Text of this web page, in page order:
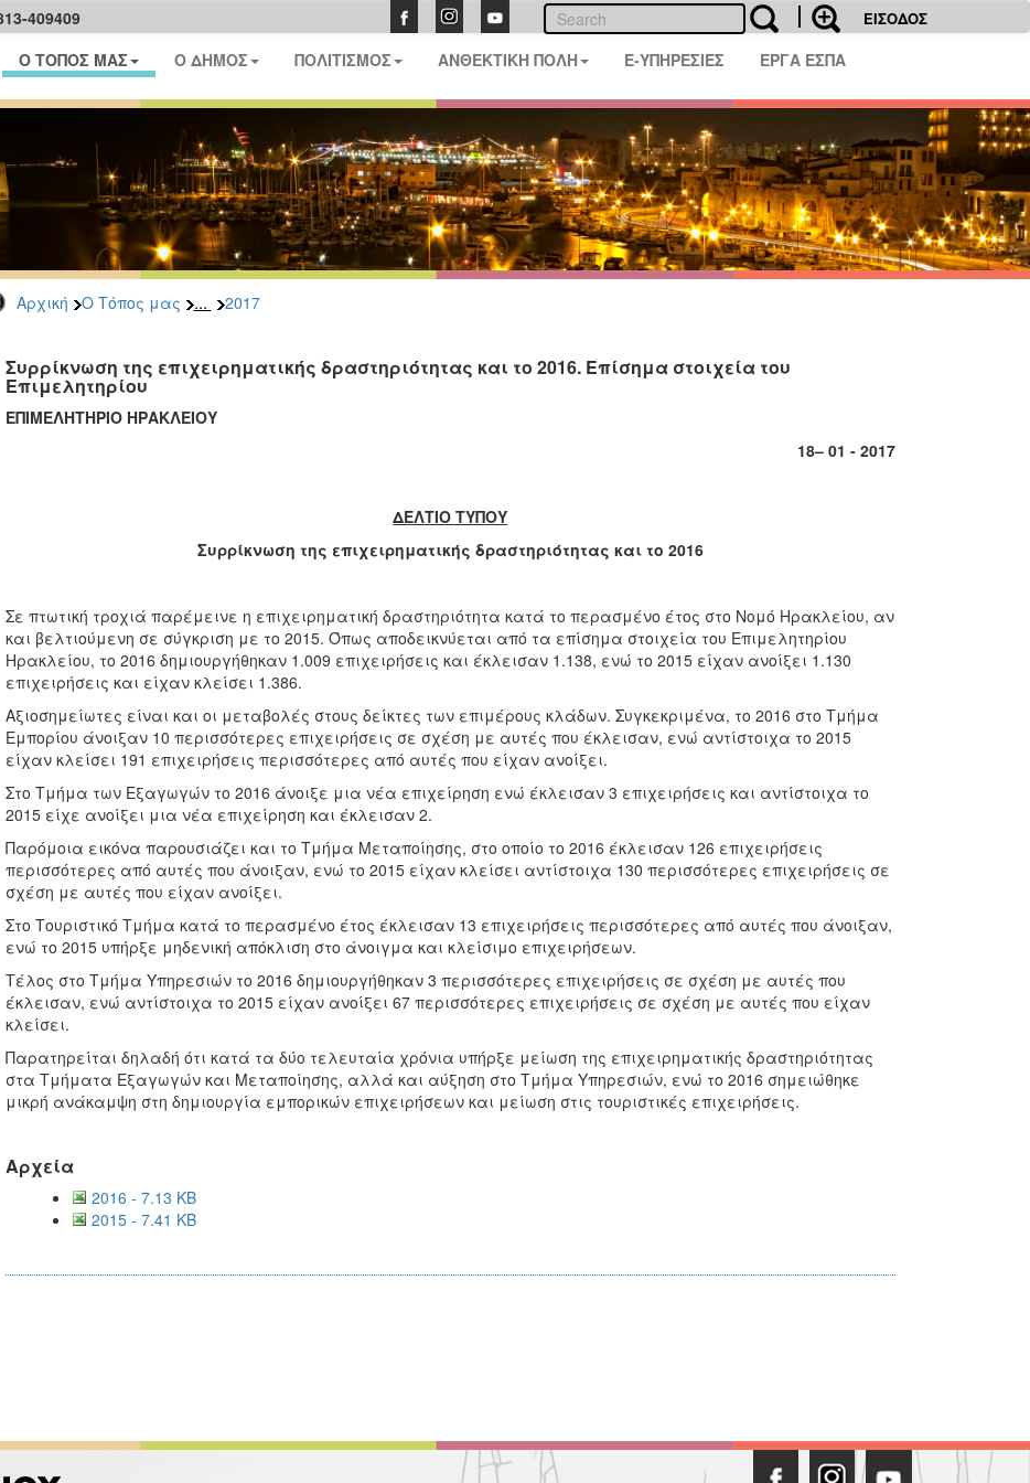
409409 ΕΙΣΟΔΟΣ
Ο ΤΟΠΟΣ ΜΑΣ Ο ΔΗΜΟΣ ΠΟΛΙΤΙΣΜΟΣ ΑΝΘΕΚΤΙΚΗ ΠΟΛΗ E-ΥΠΗΡΕΣΙΕΣ ΕΡΓΑ ΕΣΠΑ
Αρχική Ο Τόπος μας ... 2017
Συρρίκνωση της επιχειρηματικής δραστηριότητας και το 2016. Επίσημα στοιχεία του
Επιμελητηρίου
ΕΠΙΜΕΛΗΤΗΡΙΟ ΗΡΑΚΛΕΙΟΥ
18– 01 - 2017
ΔΕΛΤΙΟ ΤΥΠΟΥ
Συρρίκνωση της επιχειρηματικής δραστηριότητας και το 2016
Σε πτωτική τροχιά παρέμεινε η επιχειρηματική δραστηριότητα κατά το περασμένο έτος στο Νομό Ηρακλείου, αν
και βελτιούμενη σε σύγκριση με το 2015. Όπως αποδεικνύεται από τα επίσημα στοιχεία του Επιμελητηρίου
Ηρακλείου, το 2016 δημιουργήθηκαν 1.009 επιχειρήσεις και έκλεισαν 1.138, ενώ το 2015 είχαν ανοίξει 1.130
επιχειρήσεις και είχαν κλείσει 1.386.
Αξιοσημείωτες είναι και οι μεταβολές στους δείκτες των επιμέρους κλάδων. Συγκεκριμένα, το 2016 στο Τμήμα
Εμπορίου άνοιξαν 10 περισσότερες επιχειρήσεις σε σχέση με αυτές που έκλεισαν, ενώ αντίστοιχα το 2015
είχαν κλείσει 191 επιχειρήσεις περισσότερες από αυτές που είχαν ανοίξει.
Στο Τμήμα των Εξαγωγών το 2016 άνοιξε μια νέα επιχείρηση ενώ έκλεισαν 3 επιχειρήσεις και αντίστοιχα το
2015 είχε ανοίξει μια νέα επιχείρηση και έκλεισαν 2.
Παρόμοια εικόνα παρουσιάζει και το Τμήμα Μεταποίησης, στο οποίο το 2016 έκλεισαν 126 επιχειρήσεις
περισσότερες από αυτές που άνοιξαν, ενώ το 2015 είχαν κλείσει αντίστοιχα 130 περισσότερες επιχειρήσεις σε
σχέση με αυτές που είχαν ανοίξει.
Στο Τουριστικό Τμήμα κατά το περασμένο έτος έκλεισαν 13 επιχειρήσεις περισσότερες από αυτές που άνοιξαν,
ενώ το 2015 υπήρξε μηδενική απόκλιση στο άνοιγμα και κλείσιμο επιχειρήσεων.
Τέλος στο Τμήμα Υπηρεσιών το 2016 δημιουργήθηκαν 3 περισσότερες επιχειρήσεις σε σχέση με αυτές που
έκλεισαν, ενώ αντίστοιχα το 2015 είχαν ανοίξει 67 περισσότερες επιχειρήσεις σε σχέση με αυτές που είχαν
κλείσει.
Παρατηρείται δηλαδή ότι κατά τα δύο τελευταία χρόνια υπήρξε μείωση της επιχειρηματικής δραστηριότητας
στα Τμήματα Εξαγωγών και Μεταποίησης, αλλά και αύξηση στο Τμήμα Υπηρεσιών, ενώ το 2016 σημειώθηκε
μικρή ανάκαμψη στη δημιουργία εμπορικών επιχειρήσεων και μείωση στις τουριστικές επιχειρήσεις.
Αρχεία
2016 - 7.13 KB
2015 - 7.41 KB